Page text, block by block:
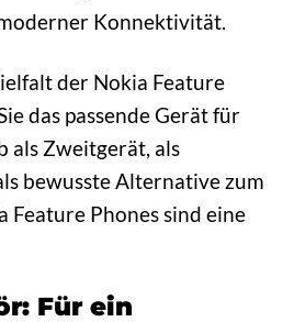
Konnektivität.
der Nokia Feature
das passende Gerät für
als Zweitgerät, als
bewusste Alternative zum
Feature Phones sind eine
Für ein